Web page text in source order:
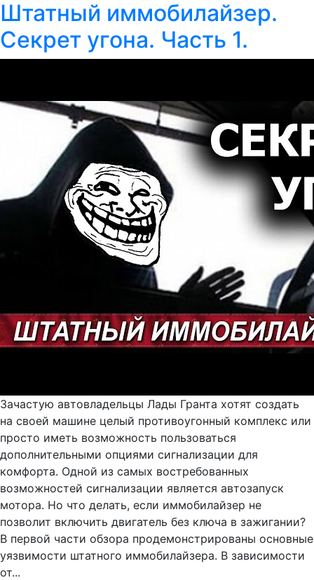
Штатный иммобилайзер.
Секрет угона. Часть 1.
Зачастую автовладельцы Лады Гранта хотят создать
на своей машине целый противоугонный комплекс или
просто иметь возможность пользоваться
дополнительными опциями сигнализации для
комфорта. Одной из самых востребованных
возможностей сигнализации является автозапуск
мотора. Но что делать, если иммобилайзер не
позволит включить двигатель без ключа в зажигании?
В первой части обзора продемонстрированы основные
уязвимости штатного иммобилайзера. В зависимости
от...